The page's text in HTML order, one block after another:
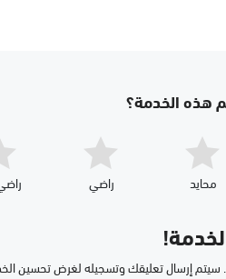
هذه الخدمة؟
محايد راضي
إرسال تعليقك وتسجيله لغرض تحسين